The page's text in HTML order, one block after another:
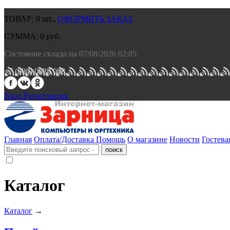
ТОВАР: 0 шт., ОФОРМИТЬ ЗАКАЗ
СУММА: 0 руб.
Состояние склада на 07/08/2026 02:05
+7 (900) 0688 008.
Вход.Регистрация
Главная Оплата/Доставка Помощь О магазине Новости
Каталог
Каталог →